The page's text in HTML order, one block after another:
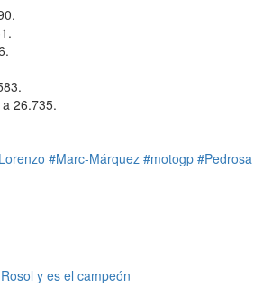
26.735.
#Marc-Márquez #motogp #Pedrosa
y es el campeón